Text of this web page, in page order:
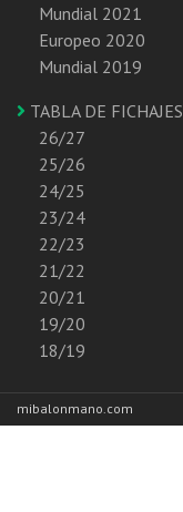
Mundial 2021
Europeo 2020
Mundial 2019
TABLA DE FICHAJES
26/27
25/26
24/25
23/24
22/23
21/22
20/21
19/20
18/19
mibalonmano.com